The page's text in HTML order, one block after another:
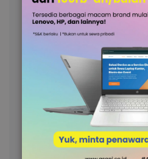
Ingin coba
bersama
Ayo diskusi bersama kami
Minta Penawaran
Categories